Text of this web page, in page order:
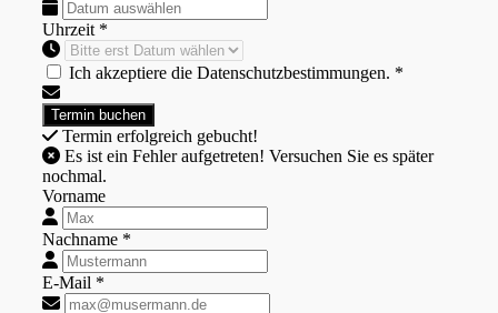
Uhrzeit *
Ich akzeptiere die Datenschutzbestimmungen. *
Termin erfolgreich gebucht!
nochmal.
Vorname
Nachname *
E-Mail *